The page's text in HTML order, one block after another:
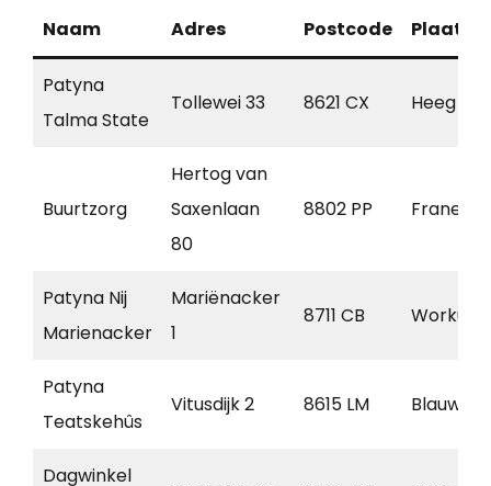
Naam Adres Postcode Plaats
Patyna
Talma State
Tollewei 33 8621 CX Heeg
Buurtzorg
Hertog van
Saxenlaan
80
8802 PP Franeker
Patyna Nij
Marienacker
Mariënacker
1
8711 CB Workum
Patyna
Teatskehûs
Vitusdijk 2 8615 LM
Dagwinkel